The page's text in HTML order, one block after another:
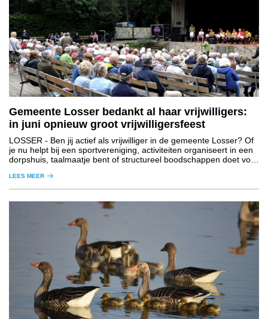
Gemeente Losser bedankt al haar vrijwilligers:
in juni opnieuw groot vrijwilligersfeest
LOSSER - Ben jij actief als vrijwilliger in de gemeente Losser? Of
je nu helpt bij een sportvereniging, activiteiten organiseert in een
dorpshuis, taalmaatje bent of structureel boodschappen doet voor
plek!
LEES MEER